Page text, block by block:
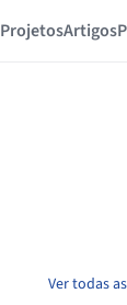
ProjetosArtigos
Ver todas